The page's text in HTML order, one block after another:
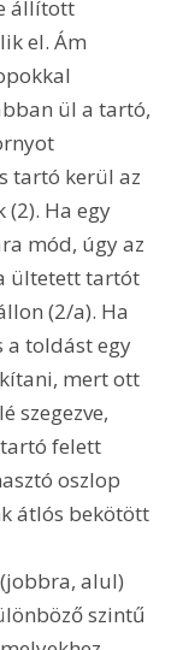
állított
el. Ám
ül a tartó,
tartó kerül az
Ha egy
mód, úgy az
ültetett tartót
(2/a). Ha
a toldást egy
mert ott
szegezve,
tartó felett
oszlop
átlós bekötött
alul)
szintű